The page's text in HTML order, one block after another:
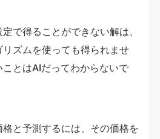
で得ることができない解は、
ズムを使っても得られませ
とはAIだってわからないで
と予測するには、その価格を